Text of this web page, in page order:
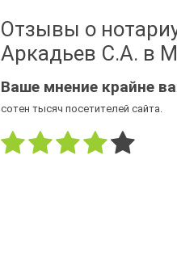
Отзывы о
Аркадьев С.А. в
Ваше мнение крайне
сотен тысяч посетителей сайта.